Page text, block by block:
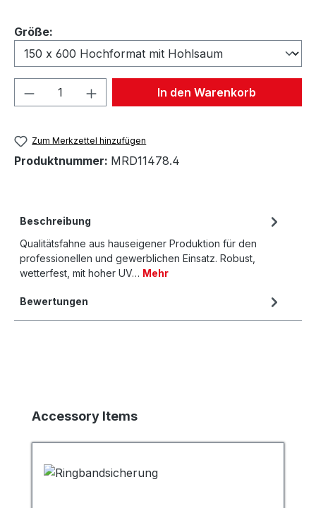
Größe:
Produkt Anzahl: Gib denIn den Warenkorb
Zum Merkzettel hinzufügen
Produktnummer: MRD11478.4
Beschreibung
Qualitätsfahne aus hauseigener Produktion für den
professionellen und gewerblichen Einsatz. Robust,
wetterfest, mit hoher UV… Mehr
Bewertungen
Produktgalerie überspringen
Accessory Items